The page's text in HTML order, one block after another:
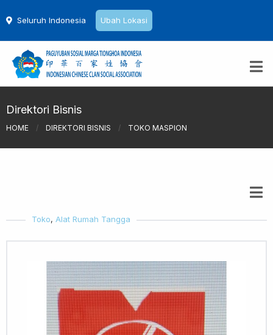
Seluruh Indonesia Ubah Lokasi
Direktori Bisnis
HOME / DIREKTORI BISNIS / TOKO MASPION
Toko, Alat Rumah Tangga